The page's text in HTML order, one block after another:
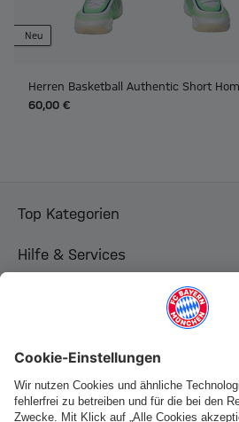
Neu
Herren Basketball Authentic Short
60,00 €
Top Kategorien
Hilfe & Services
Folge uns